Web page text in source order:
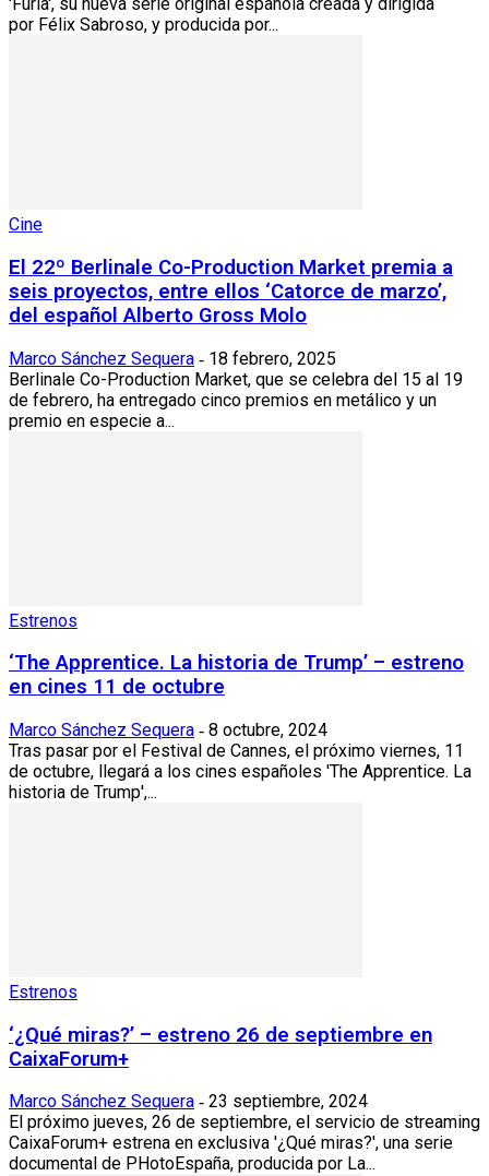
por Félix Sabroso, y producida por...
Cine
El 22º Berlinale Co-Production Market premia a
seis proyectos, entre ellos ‘Catorce de marzo’,
del español Alberto Gross Molo
Marco Sánchez Sequera - 18 febrero, 2025
Berlinale Co-Production Market, que se celebra del 15 al 19
de febrero, ha entregado cinco premios en metálico y un
premio en especie a...
Estrenos
‘The Apprentice. La historia de Trump’ – estreno
en cines 11 de octubre
Marco Sánchez Sequera - 8 octubre, 2024
Tras pasar por el Festival de Cannes, el próximo viernes, 11
de octubre, llegará a los cines españoles 'The Apprentice. La
historia de Trump',...
Estrenos
‘¿Qué miras?’ – estreno 26 de septiembre en
CaixaForum+
Marco Sánchez Sequera - 23 septiembre, 2024
El próximo jueves, 26 de septiembre, el servicio de streaming
CaixaForum+ estrena en exclusiva '¿Qué miras?', una serie
documental de PHotoEspaña, producida por La...